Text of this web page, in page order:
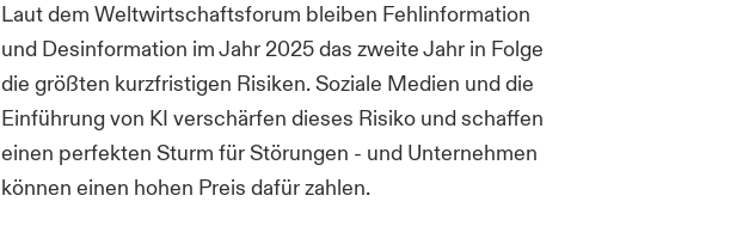
Laut dem Weltwirtschaftsforum bleiben Fehlinformation
und Desinformation im Jahr 2025 das zweite Jahr in Folge
die größten kurzfristigen Risiken. Soziale Medien und die
Einführung von KI verschärfen dieses Risiko und schaffen
einen perfekten Sturm für Störungen - und Unternehmen
können einen hohen Preis dafür zahlen.